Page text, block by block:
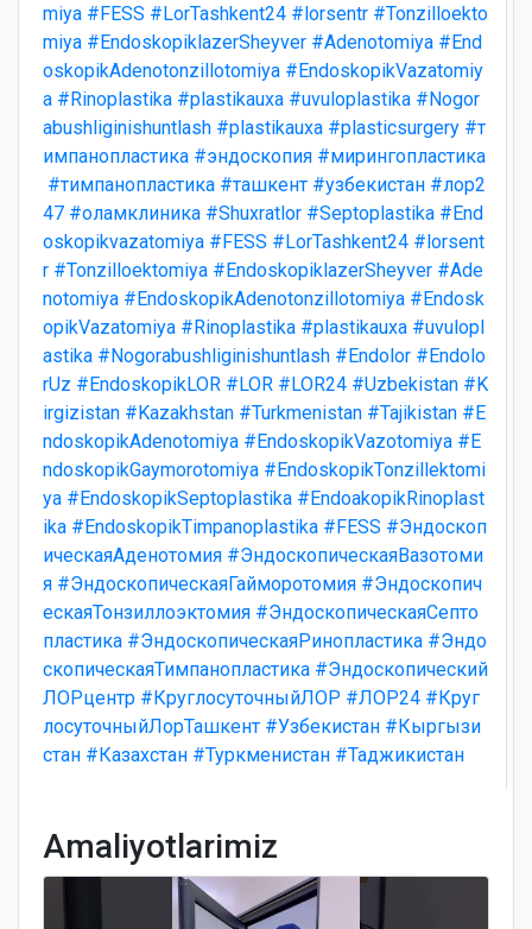
miya #FESS #LorTashkent24 #lorsentr #Tonzilloekto
miya #EndoskopiklazerSheyver #Adenotomiya #End
oskopikAdenotonzillotomiya #EndoskopikVazatomiy
a #Rinoplastika #plastikauxa #uvuloplastika #Nogor
abushliginishuntlash #plastikauxa #plasticsurgery #т
импанопластика #эндоскопия #мирингопластика
#тимпанопластика #ташкент #узбекистан #лор2
47 #оламклиника #Shuxratlor #Septoplastika #End
oskopikvazatomiya #FESS #LorTashkent24 #lorsent
r #Tonzilloektomiya #EndoskopiklazerSheyver #Ade
notomiya #EndoskopikAdenotonzillotomiya #Endosk
opikVazatomiya #Rinoplastika #plastikauxa #uvulopl
astika #Nogorabushliginishuntlash #Endolor #Endolo
rUz #EndoskopikLOR #LOR #LOR24 #Uzbekistan #K
irgizistan #Kazakhstan #Turkmenistan #Tajikistan #E
ndoskopikAdenotomiya #EndoskopikVazotomiya #E
ndoskopikGaymorotomiya #EndoskopikTonzillektomi
ya #EndoskopikSeptoplastika #EndoakopikRinoplast
ika #EndoskopikTimpanoplastika #FESS #Эндоскоп
ическаяАденотомия #ЭндоскопическаяВазотоми
я #ЭндоскопическаяГайморотомия #Эндоскопич
ескаяТонзиллоэктомия #ЭндоскопическаяСепто
пластика #ЭндоскопическаяРинопластика #Эндо
скопическаяТимпанопластика #Эндоскопический
ЛОРцентр #КруглосуточныйЛОР #ЛОР24 #Круг
лосуточныйЛорТашкент #Узбекистан #Кыргызи
стан #Казахстан #Туркменистан #Таджикистан
Amaliyotlarimiz